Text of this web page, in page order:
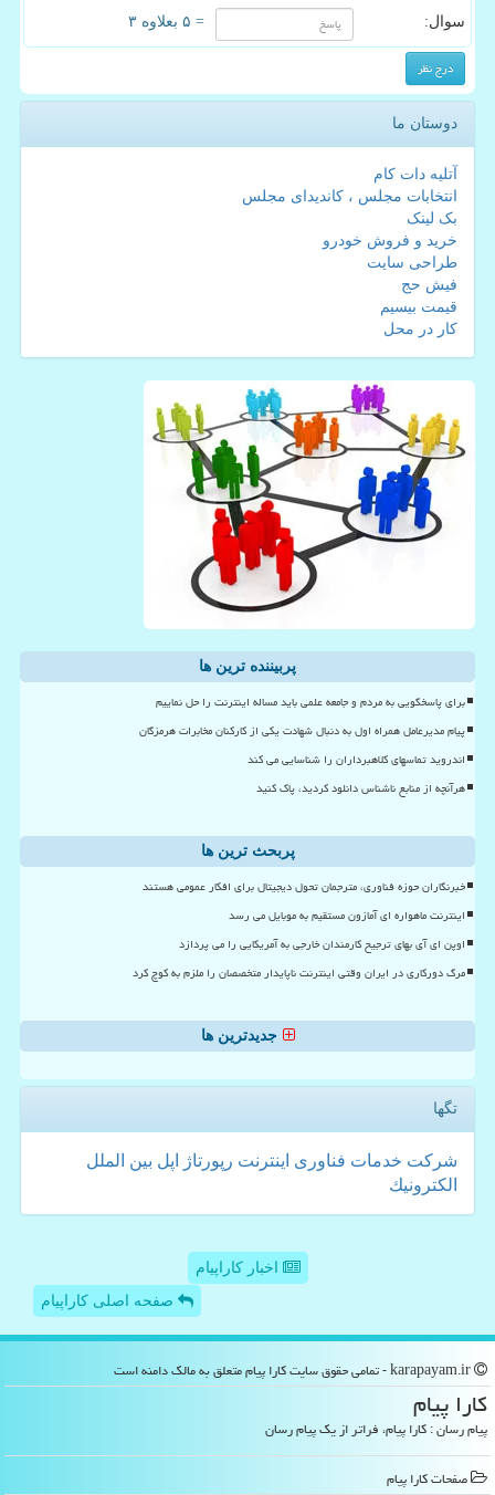
سوال: = ۵ بعلاوه ۳
دوستان ما
آتلیه دات کام
انتخابات مجلس ، کاندیدای مجلس
بک لینک
خرید و فروش خودرو
طراحی سایت
فیش حج
قیمت بیسیم
کار در محل
پربیننده ترین ها
برای پاسخگویی به مردم و جامعه علمی باید مساله اینترنت را حل نماییم
پیام مدیرعامل همراه اول به دنبال شهادت یکی از کارکنان مخابرات هرمزگان
اندروید تماسهای کلاهبرداران را شناسایی می کند
هرآنچه از منابع ناشناس دانلود کردید، پاک کنید
پربحث ترین ها
خبرنگاران حوزه فناوری، مترجمان تحول دیجیتال برای افکار عمومی هستند
اینترنت ماهواره ای آمازون مستقیم به موبایل می رسد
اوپن ای آی بهای ترجیح کارمندان خارجی به آمریکایی را می پردازد
مرگ دورکاری در ایران وقتی اینترنت ناپایدار متخصصان را ملزم به کوچ کرد
جدیدترین ها
تگها
شركت خدمات فناوری اینترنت رپورتاژ اپل بین الملل
الكترونیك
اخبار کاراپیام
صفحه اصلی کاراپیام
كارا پیام
پیام رسان : کارا پیام، فراتر از یک پیام رسان
صفحات كارا پیام